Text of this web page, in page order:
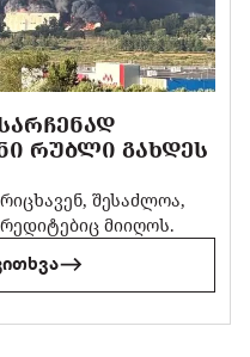
ᲠᲣᲑᲚᲘ ᲒᲐᲮᲓᲔᲡ
შესაძლოა,
მიიღოს.